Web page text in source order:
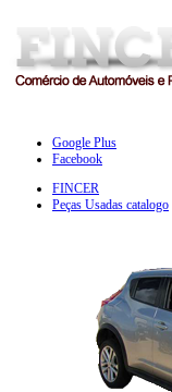
Google Plus
Facebook
FINCER
Peças Usadas catalogo